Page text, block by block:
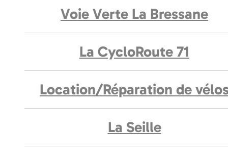
Voie Verte La Bressane
La CycloRoute 71
Location/Réparation de
La Seille